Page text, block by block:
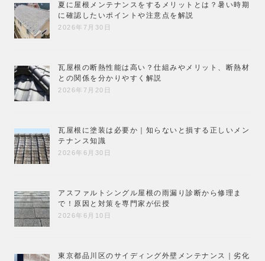
夏に屋根メンテナンスをするメリットとは？暑い時期
に確認したいポイントや注意点を解説
2026年7月30日
瓦屋根の断熱性能は高い？仕組みやメリット、断熱材
との関係を分かりやすく解説
2026年7月20日
瓦屋根に塗装は必要か｜知らないと損する正しいメン
テナンス知識
2026年6月30日
アスファルトシングル屋根の雨漏り診断から修理ま
で！原因と対策を専門家が伝授
2026年6月10日
東京都品川区のサイディング外壁メンテナンス｜劣化